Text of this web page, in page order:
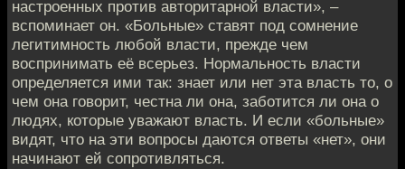
настроенных против авторитарной власти», –
вспоминает он. «Больные» ставят под сомнение
легитимность любой власти, прежде чем
воспринимать её всерьез. Нормальность власти
определяется ими так: знает или нет эта власть то, о
чем она говорит, честна ли она, заботится ли она о
людях, которые уважают власть. И если «больные»
видят, что на эти вопросы даются ответы «нет», они
начинают ей сопротивляться.